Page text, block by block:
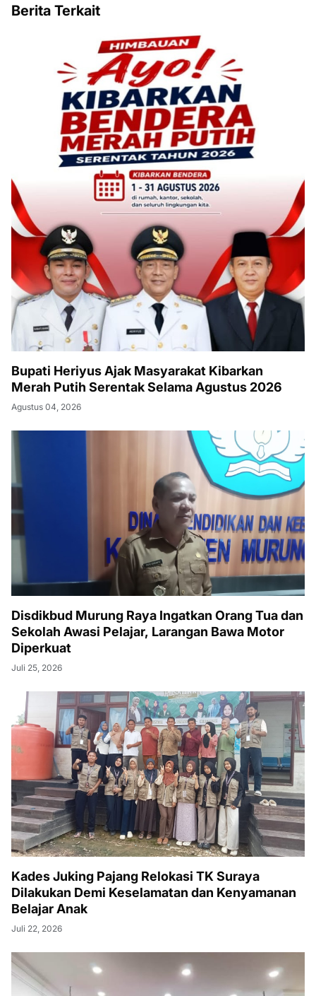
Berita Terkait
Bupati Heriyus Ajak Masyarakat Kibarkan
Merah Putih Serentak Selama Agustus 2026
Agustus 04, 2026
Disdikbud Murung Raya Ingatkan Orang Tua dan
Sekolah Awasi Pelajar, Larangan Bawa Motor
Diperkuat
Juli 25, 2026
Kades Juking Pajang Relokasi TK Suraya
Dilakukan Demi Keselamatan dan Kenyamanan
Belajar Anak
Juli 22, 2026